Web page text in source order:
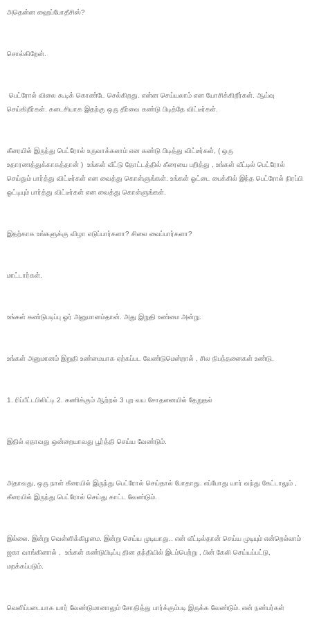
அதென்ன ஹைப்போதீசிஸ்?
சொல்கிறேன்.
பெட்ரோல் விலை கூடிக் கொண்டே செல்கிறது. என்ன செய்யலாம் என யோசிக்கிறீர்கள். ஆய்வு
செய்கிறீர்கள். கடைசியாக இதற்கு ஒரு தீர்வை கண்டு பிடித்தே விட்டீர்கள்.
கீரையில் இருந்து பெட்ரோல் உருவாக்கலாம் என கண்டு பிடித்து விட்டீர்கள், ( ஒரு
உதாரணத்துக்காகத்தான் ) உங்கள் வீட்டு தோட்டத்தில் கீரையை பறித்து , உங்கள் வீட்டில் பெட்ரோல்
செய்தும் பார்த்து விட்டீர்கள் என வைத்து கொள்ளுங்கள். உங்கள் ஓட்டை பைக்கில் இந்த பெட்ரோல் நிரப்பி
ஓட்டியும் பார்த்து விட்டீர்கள் என வைத்து கொள்ளுங்கள்.
இதற்காக உங்களுக்கு விழா எடுப்பார்களா? சிலை வைப்பார்களா?
மாட்டார்கள்.
உங்கள் கண்டுபடிப்பு ஓர் அனுமானம்தான். அது இறுதி உண்மை அன்று.
உங்கள் அனுமானம் இறுதி உண்மையாக ஏற்கப்பட வேண்டுமென்றால் , சில நிபந்தனைகள் உண்டு.
1. ரிப்பீட்டபிலிட்டி 2. கணிக்கும் ஆற்றல் 3 புற வய சோதனையில் தேறுதல்
இதில் ஏதாவது ஒன்றையாவது பூர்த்தி செய்ய வேண்டும்.
அதாவது, ஒரு நாள் கீரையில் இருந்து பெட்ரோல் செய்தால் போதாது. எப்போது யார் வந்து கேட்டாலும் ,
கீரையில் இருந்து பெட்ரோல் செய்து காட்ட வேண்டும்.
இல்லை. இன்று வெள்ளிக்கிழமை. இன்று செய்ய முடியாது.. என் வீட்டில்தான் செய்ய முடியும் என்றெல்லாம்
ஜகா வாங்கினால் , உங்கள் கண்டுபிடிப்பு தின தந்தியில் இடம்பெற்று , பின் கேலி செய்யப்பட்டு,
மறக்கப்படும்.
வெளிப்படையாக யார் வேண்டுமானாலும் சோதித்து பார்க்கும்படி இருக்க வேண்டும். என் நண்பர்கள்